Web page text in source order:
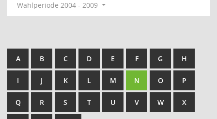
Wahlperiode 2004 - 2009
A B C D E F G H
I J K L M N O P
Q R S T U V W X